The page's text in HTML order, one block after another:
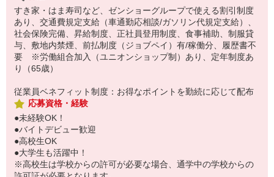
すき家・はま寿司など、ゼンショーグループで使える割引制度
あり、交通費規定支給（車通勤応相談/ガソリン代規定支給）、
社会保険完備、昇給制度、正社員登用制度、食事補助、制服貸
与、敷地内禁煙、前払制度（ジョブペイ）有/稼働分、履歴書不
要 ※労働組合加入（ユニオンショップ制）あり、定年制度あ
り（65歳）
従業員ベネフィット制度：お得なポイントを勤続に応じて配布
応募資格・経験
●未経験OK！
●バイトデビュー歓迎
●高校生OK
●大学生も活躍中！
※高校生は学校からの許可が必要な場合、通学中の学校からの